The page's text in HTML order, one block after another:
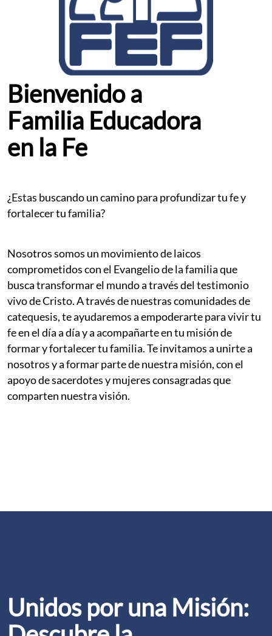
Bienvenido a
Familia Educadora
en la Fe
¿Estas buscando un camino para profundizar tu fe y
fortalecer tu familia?
Nosotros somos un movimiento de laicos
comprometidos con el Evangelio de la familia que
busca transformar el mundo a través del testimonio
vivo de Cristo. A través de nuestras comunidades de
catequesis, te ayudaremos a empoderarte para vivir tu
fe en el día a día y a acompañarte en tu misión de
formar y fortalecer tu familia. Te invitamos a unirte a
nosotros y a formar parte de nuestra misión, con el
apoyo de sacerdotes y mujeres consagradas que
comparten nuestra visión.
Unidos por una Misión: